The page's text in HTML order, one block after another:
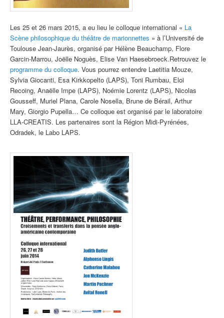
Les 25 et 26 mars 2015, a eu lieu le colloque international « La
Scène philosophique du théâtre de marionnettes » à l’Université de
Toulouse Jean-Jaurès, organisé par Hélène Beauchamp, Flore
Garcin-Marrou, Joëlle Noguès, Elise Van Haesebroeck.Retrouvez le
programme du colloque. Vous pourrez entendre Laetitia Mouze,
Sylvia Giocanti, Esa Kirkkopelto (LAPS), Toni Rumbau, Eloi
Recoing, Anaëlle Impe (LAPS), Noémie Lorentz (LAPS), Nicolas
Gousseff, Muriel Plana, Carole Nosella, Brune de Bérail, Arthur
Mary, Giorgio Pupella… Ce colloque est organisé par le laboratoire
LLA-CREATIS. Les partenaires sont la Région Midi-Pyrénées,
Odradek, le Labo LAPS.